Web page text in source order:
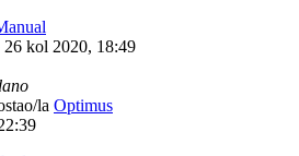
26 kol 2020, 18:49
la Optimus